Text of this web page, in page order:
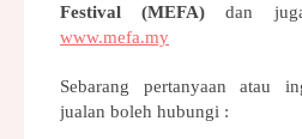
Festival (MEFA)
www.mefa.my
Sebarang pertanyaan atau
jualan boleh hubungi :